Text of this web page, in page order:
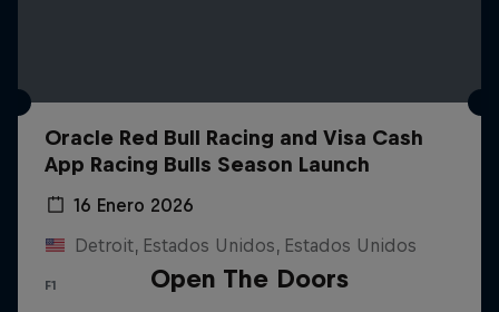
Oracle Red Bull Racing and Visa Cash
App Racing Bulls Season Launch
16 Enero 2026
Detroit, Estados Unidos, Estados Unidos
F1 Open The Doors